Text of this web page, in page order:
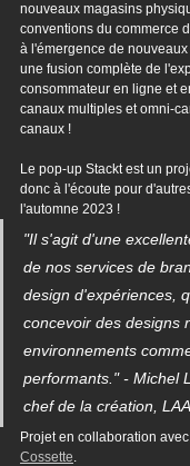
nouveaux magasins
conventions du commerce
à l'émergence de
une fusion complète de
consommateur en ligne et
canaux multiples et omni-
canaux !
Le pop-up Stackt est un
donc à l'écoute pour
l'automne 2023 !
"Il s'agit d'une
de nos services de
design d'expériences,
concevoir des designs
environnements
performants." - Michel
chef de la création,
Projet en collaboration
Cossette.